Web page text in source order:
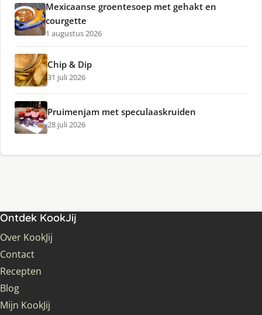
Mexicaanse groentesoep met gehakt en
courgette
1 augustus 2026
Chip & Dip
31 juli 2026
Pruimenjam met speculaaskruiden
28 juli 2026
Ontdek KookJij
Over KookJij
Contact
Recepten
Blog
Mijn KookJij